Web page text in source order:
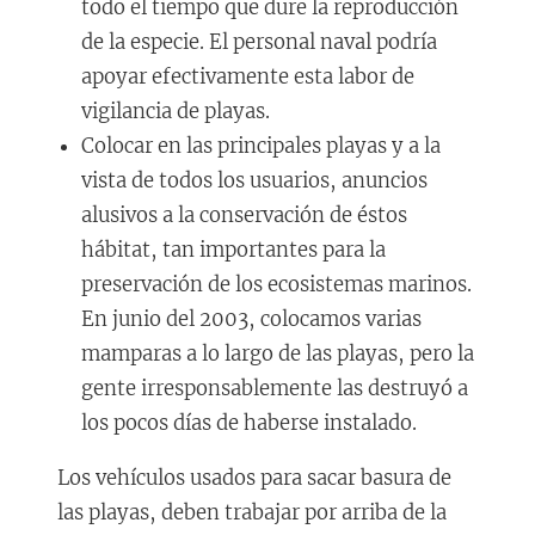
todo el tiempo que dure la reproducción
de la especie. El personal naval podría
apoyar efectivamente esta labor de
vigilancia de playas.
Colocar en las principales playas y a la
vista de todos los usuarios, anuncios
alusivos a la conservación de éstos
hábitat, tan importantes para la
preservación de los ecosistemas marinos.
En junio del 2003, colocamos varias
mamparas a lo largo de las playas, pero la
gente irresponsablemente las destruyó a
los pocos días de haberse instalado.
Los vehículos usados para sacar basura de
las playas, deben trabajar por arriba de la